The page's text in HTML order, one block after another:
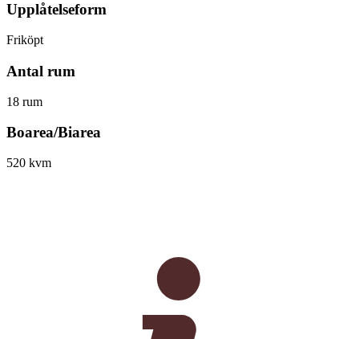
Upplåtelseform
Friköpt
Antal rum
18 rum
Boarea/Biarea
520 kvm